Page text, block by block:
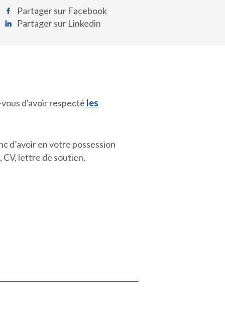
Partager sur Facebook
Partager sur Linkedin
d'avoir respecté les
d’avoir en votre possession
CV, lettre de soutien,